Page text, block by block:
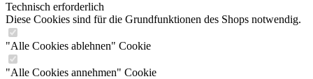
Technisch erforderlich
Diese Cookies sind für die Grundfunktionen des Shops notwendig.
"Alle Cookies ablehnen" Cookie
"Alle Cookies annehmen" Cookie